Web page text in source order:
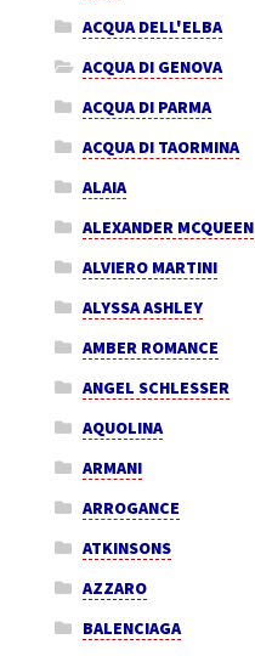
ACQUA DELL'ELBA
ACQUA DI GENOVA
ACQUA DI PARMA
ACQUA DI TAORMINA
ALAIA
ALEXANDER MCQUEEN
ALVIERO MARTINI
ALYSSA ASHLEY
AMBER ROMANCE
ANGEL SCHLESSER
AQUOLINA
ARMANI
ARROGANCE
ATKINSONS
AZZARO
BALENCIAGA